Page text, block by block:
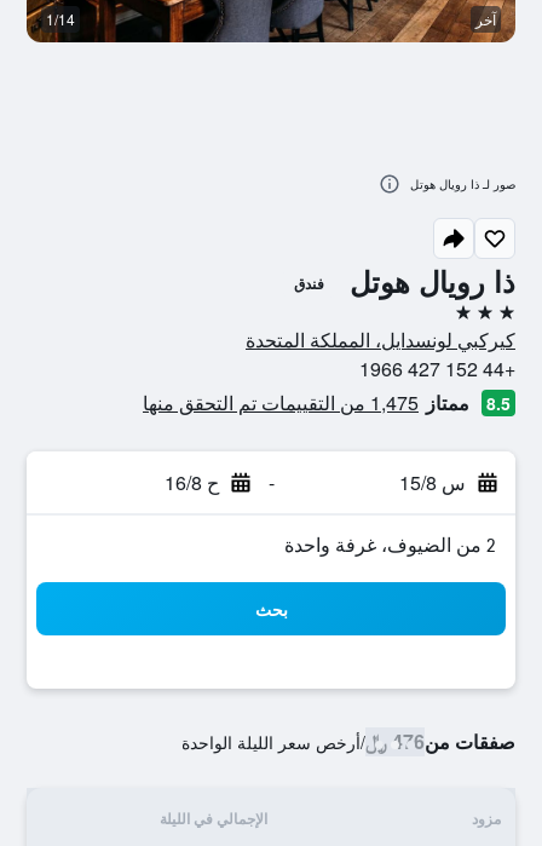
ذا رويال هوتل فندق
3 نجوم
كيركبي لونسدايل، المملكة المتحدة
+44 152 427 1966
8.5 ممتاز 1,475 من التقييمات تم التحقق منها
س 15/8 - ح 16/8
2 من الضيوف، غرفة واحدة
بحث
صفقات من476 ﷼ /أرخص سعر الليلة الواحدة
مزود الإجمالي في الليلة
آخر 1/14
صور لـ ذا رويال هوتل